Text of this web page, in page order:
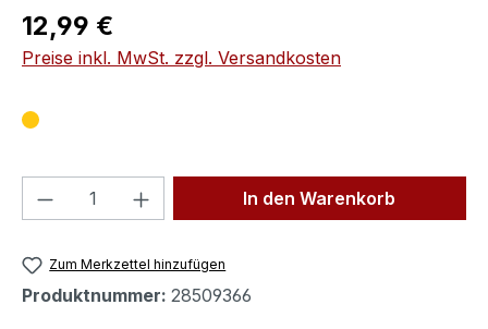
Regulärer Preis:
12,99 €
Preise inkl. MwSt. zzgl. Versandkosten
Produkt Anzahl: Gib denIn den Warenkorb
Zum Merkzettel hinzufügen
Produktnummer: 28509366